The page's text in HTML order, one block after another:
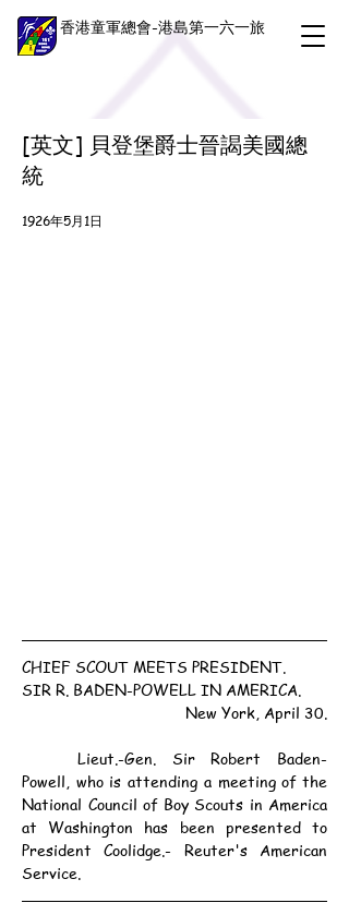
香港童軍總會-港島第一六一旅
[英文] 貝登堡爵士晉謁美國總
統
1926年5月1日
CHIEF SCOUT MEETS PRESIDENT.
SIR R. BADEN-POWELL IN AMERICA.
New York, April 30.
Powell, who is attending a meeting of the
National Council of Boy Scouts in America
at Washington has been presented to
President Coolidge.- Reuter's American
Service.